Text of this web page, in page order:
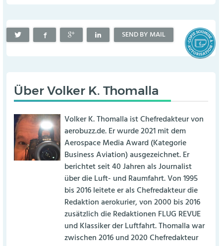
SEND BY MAIL
ÜberVolker K. Thomalla
Volker K. Thomalla ist Chefredakteur von
aerobuzz.de. Er wurde 2021 mit dem
Aerospace Media Award (Kategorie
Business Aviation) ausgezeichnet. Er
berichtet seit 40 Jahren als Journalist
über die Luft- und Raumfahrt. Von 1995
bis 2016 leitete er als Chefredakteur die
Redaktion aerokurier, von 2000 bis 2016
zusätzlich die Redaktionen FLUG REVUE
und Klassiker der Luftfahrt. Thomalla war
zwischen 2016 und 2020 Chefredakteur